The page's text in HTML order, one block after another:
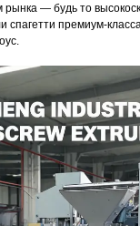
рынка — будь то
спагетти премиум-